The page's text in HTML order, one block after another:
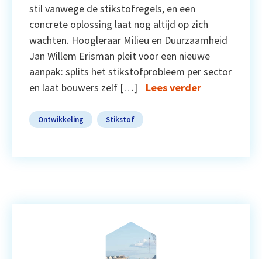
stil vanwege de stikstofregels, en een
concrete oplossing laat nog altijd op zich
wachten. Hoogleraar Milieu en Duurzaamheid
Jan Willem Erisman pleit voor een nieuwe
aanpak: splits het stikstofprobleem per sector
en laat bouwers zelf […]
Lees verder
Ontwikkeling Stikstof